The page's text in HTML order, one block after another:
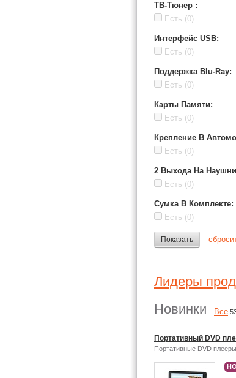
XORO (1)
ТВ-Тюнер :
Есть (0)
Интерфейс USB:
Есть (0)
Поддержка Blu-Ray:
Есть (0)
Карты Памяти:
Есть (0)
Крепление В
Есть (0)
2 Выхода На
Есть (0)
Сумка В Комплекте:
Есть (0)
Показать
Лидеры
Новинки Все
Портативный DVD
Портативные DVD плееры